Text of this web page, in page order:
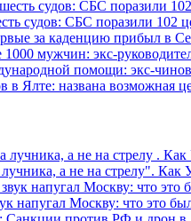
судов: СБС поразили 102
за каденцию прибыл в
1000 мужчин: экс-
помощи: экс-
в Ялте: названа возможная
а не на стрелу". Как
напугал Москву: что это